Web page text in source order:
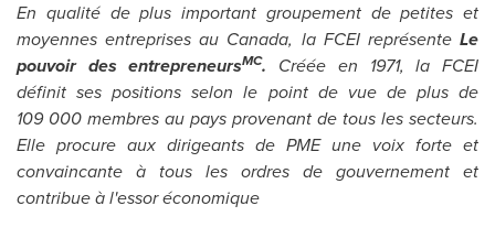
En qualité de plus important groupement de petites et
moyennes entreprises au Canada, la FCEI représenteLe
pouvoir des entrepreneursMC. Créée en 1971, la FCEI
définit ses positions selon le point de vue de plus de
109 000 membres au pays provenant de tous les secteurs.
Elle procure aux dirigeants de PME une voix forte et
convaincante à tous les ordres de gouvernement et
contribue à l'essor économique